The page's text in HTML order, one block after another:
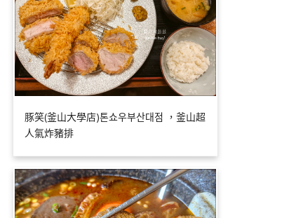
豚笑(釜山大學店)톤쇼우부산대점 ，釜山超
人氣炸豬排